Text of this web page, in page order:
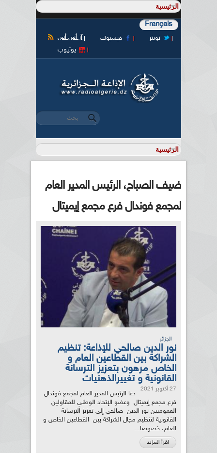
Français
آر أس أس فيسبوك
تويتر
يوتيوب
استمارة البحث
‏بحث ‏
ضيف الصباح، الرئيس المدير العام
لمجمع فوندال فرع مجمع إيميتال
الجزائر
نور الدين صالحي للإذاعة: تنظيم
الشراكة بين القطاعين العام و
الخاص مرهون بتعزيز الترسانة
القانونية و تغييرالذهنيات
27 أكتوبر 2021
دعا الرئيس المدير العام لمجمع فوندال
فرع مجمع إيميتال وعضو الإتحاد الوطني للمقاولين
العموميين نور الدين صالحي إلى تعزيز الترسانة
القانونية لتنظيم مجال الشراكة بين القطاعين الخاص و
العام، خصوصا...
اقرأ المزيد